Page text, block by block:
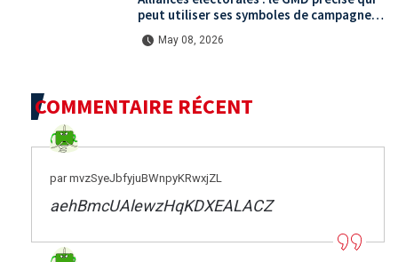
peut utiliser ses symboles de campagne
avant le scrutin du 31 mai
May 08, 2026
COMMENTAIRE RÉCENT
par mvzSyeJbfyjuBWnpyKRwxjZL
aehBmcUAlewzHqKDXEALACZ